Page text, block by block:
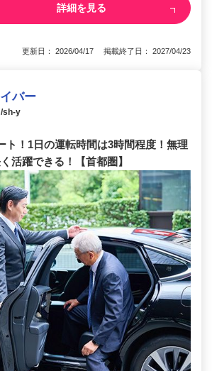
詳細を見る
更新日： 2026/04/17 掲載終了日： 2027/04/23
バー
sh-y
ト！1日の運転時間は3時間程度！無理
活躍できる！【首都圏】